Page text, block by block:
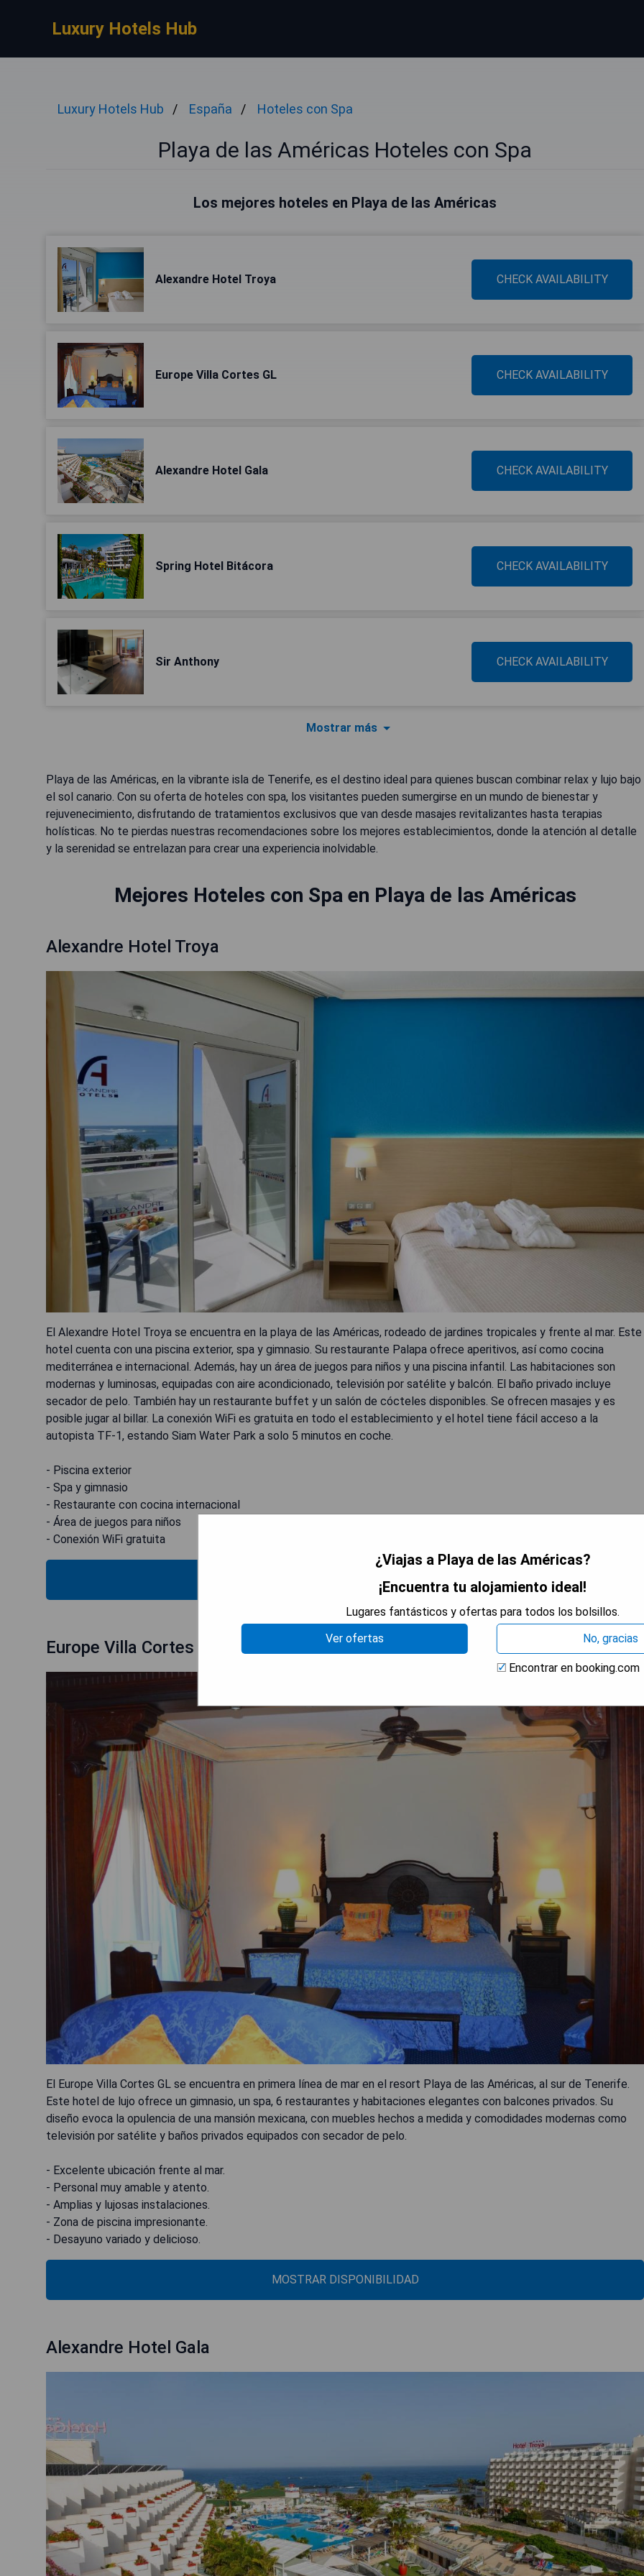
Luxury Hotels Hub
Luxury Hotels Hub España Hoteles con Spa
Playa de las Américas Hoteles con Spa
Los mejores hoteles en Playa de las Américas
Alexandre Hotel Troya CHECK AVAILABILITY
Europe Villa Cortes GL CHECK AVAILABILITY
Alexandre Hotel Gala CHECK AVAILABILITY
Spring Hotel Bitácora CHECK AVAILABILITY
Sir Anthony CHECK AVAILABILITY
Mostrar más
Playa de las Américas, en la vibrante isla de Tenerife, es el destino ideal para quienes buscan combinar relax y lujo bajo
el sol canario. Con su oferta de hoteles con spa, los visitantes pueden sumergirse en un mundo de bienestar y
rejuvenecimiento, disfrutando de tratamientos exclusivos que van desde masajes revitalizantes hasta terapias
holísticas. No te pierdas nuestras recomendaciones sobre los mejores establecimientos, donde la atención al detalle
y la serenidad se entrelazan para crear una experiencia inolvidable.
Mejores Hoteles con Spa en Playa de las Américas
Alexandre Hotel Troya
El Alexandre Hotel Troya se encuentra en la playa de las Américas, rodeado de jardines tropicales y frente al mar. Este
hotel cuenta con una piscina exterior, spa y gimnasio. Su restaurante Palapa ofrece aperitivos, así como cocina
mediterránea e internacional. Además, hay un área de juegos para niños y una piscina infantil. Las habitaciones son
modernas y luminosas, equipadas con aire acondicionado, televisión por satélite y balcón. El baño privado incluye
secador de pelo. También hay un restaurante buffet y un salón de cócteles disponibles. Se ofrecen masajes y es
posible jugar al billar. La conexión WiFi es gratuita en todo el establecimiento y el hotel tiene fácil acceso a la
autopista TF-1, estando Siam Water Park a solo 5 minutos en coche.
- Piscina exterior
- Spa y gimnasio
- Restaurante con cocina internacional
- Área de juegos para niños
- Conexión WiFi gratuita
MOSTRAR DISPONIBILIDAD
Europe Villa Cortes GL
El Europe Villa Cortes GL se encuentra en primera línea de mar en el resort Playa de las Américas, al sur de Tenerife.
Este hotel de lujo ofrece un gimnasio, un spa, 6 restaurantes y habitaciones elegantes con balcones privados. Su
diseño evoca la opulencia de una mansión mexicana, con muebles hechos a medida y comodidades modernas como
televisión por satélite y baños privados equipados con secador de pelo.
- Excelente ubicación frente al mar.
- Personal muy amable y atento.
- Amplias y lujosas instalaciones.
- Zona de piscina impresionante.
- Desayuno variado y delicioso.
MOSTRAR DISPONIBILIDAD
Alexandre Hotel Gala
¿Viajas a Playa de las Américas?
¡Encuentra tu alojamiento ideal!
Lugares fantásticos y ofertas para todos los bolsillos.
Ver ofertas
No, gracias
Encontrar en booking.com